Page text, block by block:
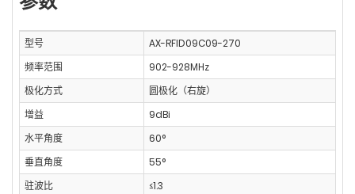
型号
AX-RFID09C09-270
频率范围
902-928MHz
极化方式
圆极化（右旋）
增益
9dBi
水平角度
60°
垂直角度
55°
驻波比
≤1.3